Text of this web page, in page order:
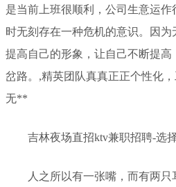
是当前上班很顺利，公司生意运
时无刻存在一种危机的意识。因
提高自己的形象，让自己不断提
岔路。,精英团队真真正正个性化
无**
吉林夜场直招ktv兼职招聘-选
人之所以有一张嘴，而有两